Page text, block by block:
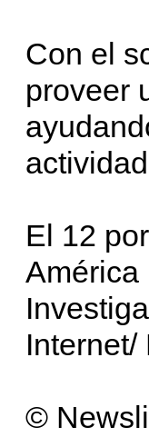
Con el
proveer
El 12
América
Internet/
©